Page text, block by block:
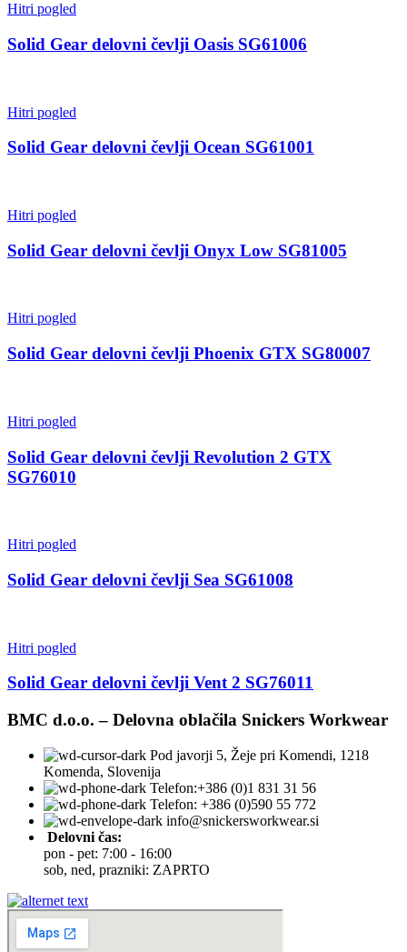
Hitri pogled
Solid Gear delovni čevlji Oasis SG61006
Hitri pogled
Solid Gear delovni čevlji Ocean SG61001
Hitri pogled
Solid Gear delovni čevlji Onyx Low SG81005
Hitri pogled
Solid Gear delovni čevlji Phoenix GTX SG80007
Hitri pogled
Solid Gear delovni čevlji Revolution 2 GTX
SG76010
Hitri pogled
Solid Gear delovni čevlji Sea SG61008
Hitri pogled
Solid Gear delovni čevlji Vent 2 SG76011
BMC d.o.o. – Delovna oblačila Snickers Workwear
Pod javorji 5, Žeje pri Komendi, 1218
Komenda, Slovenija
Telefon:+386 (0)1 831 31 56
Telefon: +386 (0)590 55 772
info@snickersworkwear.si
Delovni čas:
pon - pet: 7:00 - 16:00
sob, ned, prazniki: ZAPRTO